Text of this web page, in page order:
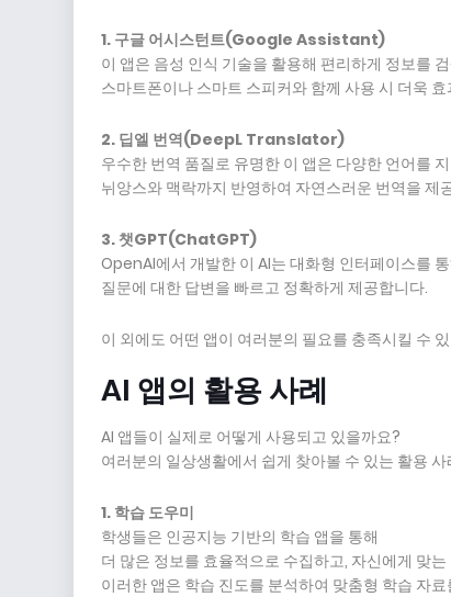
1. 구글 어시스턴트(Google Assistant)
이 앱은 음성 인식 기술을 활용해 편리하게 정보를
스마트폰이나 스마트 스피커와 함께 사용 시 더욱
2. 딥엘 번역(DeepL Translator)
우수한 번역 품질로 유명한 이 앱은 다양한 언어를
뉘앙스와 맥락까지 반영하여 자연스러운 번역을 제
3. 챗GPT(ChatGPT)
OpenAI에서 개발한 이 AI는 대화형 인터페이스를
질문에 대한 답변을 빠르고 정확하게 제공합니다.
이 외에도 어떤 앱이 여러분의 필요를 충족시킬 수
AI 앱의 활용 사례
AI 앱들이 실제로 어떻게 사용되고 있을까요?
여러분의 일상생활에서 쉽게 찾아볼 수 있는 활용
1. 학습 도우미
학생들은 인공지능 기반의 학습 앱을 통해
더 많은 정보를 효율적으로 수집하고, 자신에게 맞
이러한 앱은 학습 진도를 분석하여 맞춤형 학습 자